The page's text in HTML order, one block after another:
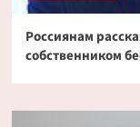
Россиянам
собственником